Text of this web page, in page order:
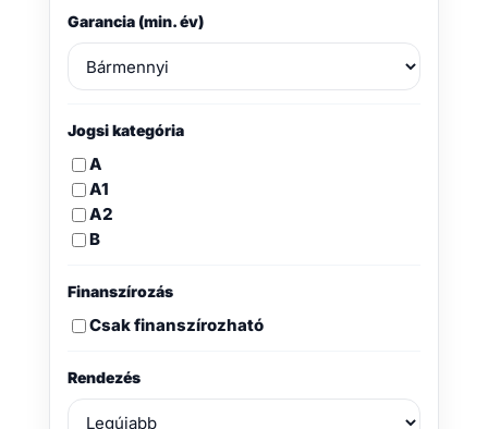
Garancia (min. év)
Jogsi kategória
A
A1
A2
B
Finanszírozás
Csak finanszírozható
Rendezés